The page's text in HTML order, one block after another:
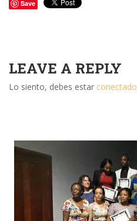
Save
LEAVE A REPLY
Lo siento, debes estar conectado